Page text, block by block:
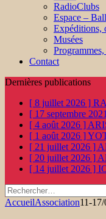
RadioClubs
Espace –
Expéditions,
Musées
Contact
Dernières publications
[ 8 juillet 2026 ]
[ 17 septembre
[ 4 août 2026 ]
[ 1 août 2026 ]
[ 21 juillet 2026 ]
[ 20 juillet 2026 ]
[ 14 juillet 2026 ]
Rechercher :
AccueilAssociation11-